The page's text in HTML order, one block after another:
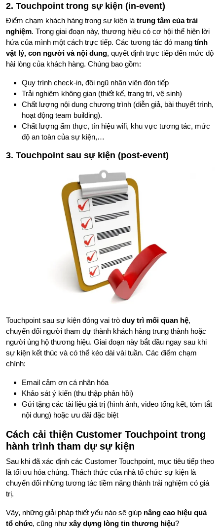
2. Touchpoint trong sự kiện (in-event)
Điểm chạm khách hàng trong sự kiện là trung tâm của trải
nghiệm. Trong giai đoạn này, thương hiệu có cơ hội thể hiện lời
hứa của mình một cách trực tiếp. Các tương tác đó mang tính
vật lý, con người và nội dung, quyết định trực tiếp đến mức độ
hài lòng của khách hàng. Chúng bao gồm:
Quy trình check-in, đội ngũ nhân viên đón tiếp
Trải nghiệm không gian (thiết kế, trang trí, vệ sinh)
Chất lượng nội dung chương trình (diễn giả, bài thuyết trình,
hoạt động team building).
Chất lượng ẩm thực, tín hiệu wifi, khu vực tương tác, mức
độ an toàn của sự kiện,…
3. Touchpoint sau sự kiện (post-event)
Touchpoint sau sự kiện đóng vai trò duy trì mối quan hệ,
chuyển đổi người tham dự thành khách hàng trung thành hoặc
người ủng hộ thương hiệu. Giai đoạn này bắt đầu ngay sau khi
sự kiện kết thúc và có thể kéo dài vài tuần. Các điểm chạm
chính:
Email cảm ơn cá nhân hóa
Khảo sát ý kiến (thu thập phản hồi)
Gửi tặng các tài liệu giá trị (hình ảnh, video tổng kết, tóm tắt
nội dung) hoặc ưu đãi đặc biệt
Cách cải thiện Customer Touchpoint trong
hành trình tham dự sự kiện
Sau khi đã xác định các Customer Touchpoint, mục tiêu tiếp theo
là tối ưu hóa chúng. Thách thức của nhà tổ chức sự kiện là
chuyển đổi những tương tác tiềm năng thành trải nghiệm có giá
trị.
Vậy, những giải pháp thiết yếu nào sẽ giúp nâng cao hiệu quả
tổ chức, cũng như xây dựng lòng tin thương hiệu?